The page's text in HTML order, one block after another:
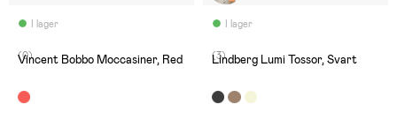
I lager
(0)
Vincent Bobbo Moccasiner, Red
I lager
(3)
Lindberg Lumi Tossor, Svart